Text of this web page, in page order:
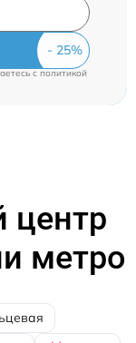
cполитикой
центр
метро